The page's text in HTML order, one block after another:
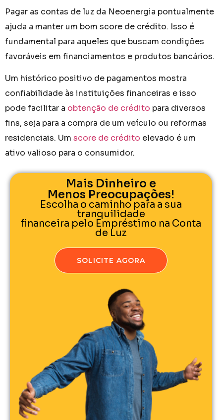
Pagar as contas de luz da Neoenergia pontualmente
ajuda a manter um bom score de crédito. Isso é
fundamental para aqueles que buscam condições
favoráveis em financiamentos e produtos bancários.
Um histórico positivo de pagamentos mostra
confiabilidade às instituições financeiras e isso
pode facilitar a obtenção de crédito para diversos
fins, seja para a compra de um veículo ou reformas
residenciais. Um score de crédito elevado é um
ativo valioso para o consumidor.
Mais Dinheiro e
Menos Preocupações!
Escolha o caminho para a sua
tranquilidade
financeira pelo Empréstimo na Conta
de Luz
SOLICITE AGORA